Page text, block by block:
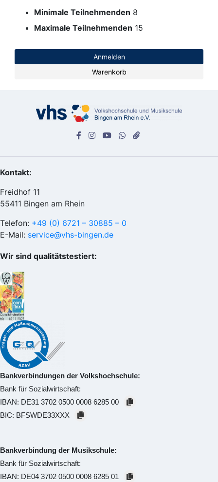
Minimale Teilnehmenden 8
Maximale Teilnehmenden 15
Anmelden
Warenkorb
Kontakt:
Freidhof 11
55411 Bingen am Rhein
Telefon: +49 (0) 6721 – 30885 – 0
E-Mail: service@vhs-bingen.de
Wir sind qualitätstestiert:
Bankverbindungen der Volkshochschule:
Bank für Sozialwirtschaft:
IBAN: DE31 3702 0500 0008 6285 00
BIC: BFSWDE33XXX
Bankverbindung der Musikschule:
Bank für Sozialwirtschaft:
IBAN: DE04 3702 0500 0008 6285 01